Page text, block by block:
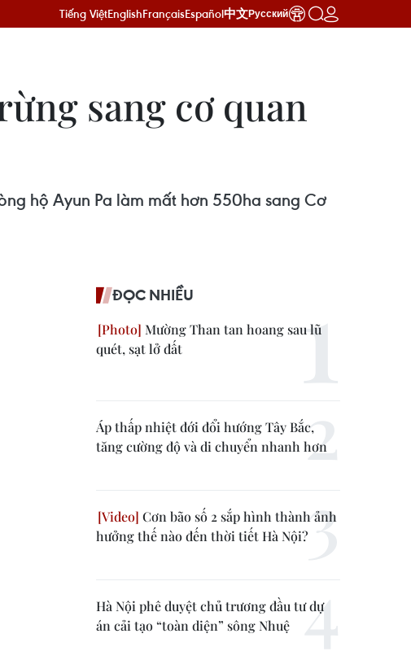
Tiếng ViệtEnglishFrançaisEspañol中文Русский
sang cơ quan
hộ Ayun Pa làm mất hơn 550ha sang Cơ
ĐỌC NHIỀU
Mường Than tan hoang sau lũ
quét, sạt lở đất
Áp thấp nhiệt đới đổi hướng Tây Bắc,
tăng cường độ và di chuyển nhanh hơn
Cơn bão số 2 sắp hình thành ảnh
hưởng thế nào đến thời tiết Hà Nội?
Hà Nội phê duyệt chủ trương đầu tư dự
án cải tạo “toàn diện” sông Nhuệ